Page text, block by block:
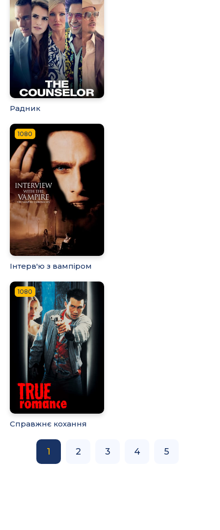
Радник
1080
Інтерв'ю з вампіром
1080
Справжнє кохання
1 2 3 4 5